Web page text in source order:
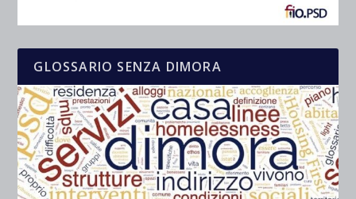
GLOSSARIO SENZA DIMORA